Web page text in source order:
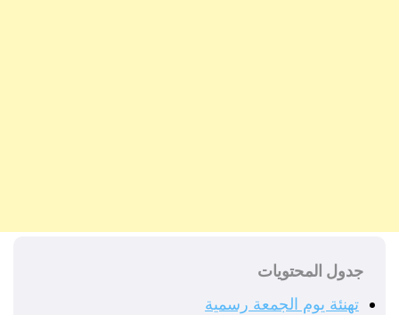
جدول المحتويات
تهنئة يوم الجمعة رسمية